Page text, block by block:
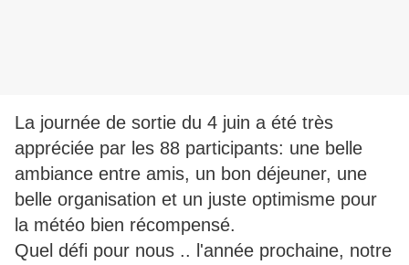
La journée de sortie du 4 juin a été très
appréciée par les 88 participants: une belle
ambiance entre amis, un bon déjeuner, une
belle organisation et un juste optimisme pour
la météo bien récompensé.
Quel défi pour nous .. l'année prochaine, notre